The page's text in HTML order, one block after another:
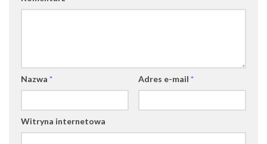
Nazwa * Adres e-mail *
Witryna internetowa